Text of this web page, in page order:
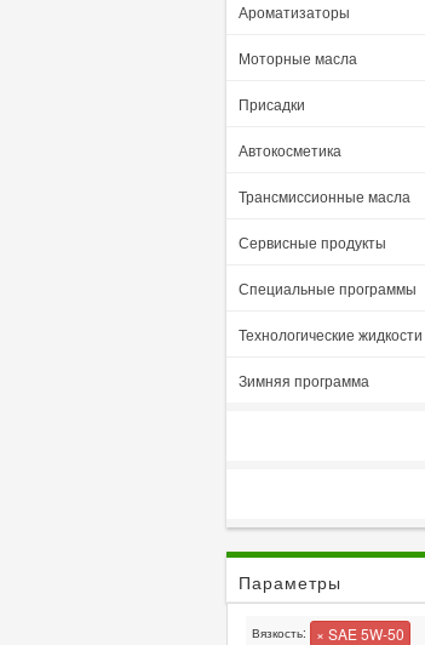
Ароматизаторы
Моторные масла
Присадки
Автокосметика
Трансмиссионные масла
Сервисные продукты
Специальные программы
Технологические жидкости
Зимняя программа
Параметры
Вязкость:
× SAE 5W-50